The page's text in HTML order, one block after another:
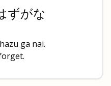
ずがな
ga nai.